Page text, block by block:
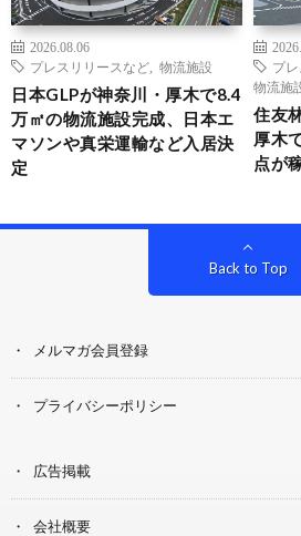
2026.08.06
プレスリリースなど
物流施設
日本GLPが神奈川・厚木で8.4
万㎡の物流施設完成、日本エ
マソンや真栄運輸など入居決
定
プ
物流施
住友
厚木
点が
Back to Top
メルマガ会員登録
プライバシーポリシー
広告掲載
会社概要